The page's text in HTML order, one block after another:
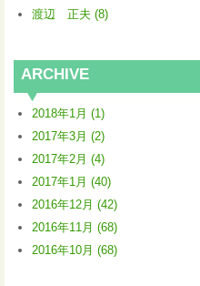
渡辺 正夫 (8)
ARCHIVE
2018年1月 (1)
2017年3月 (2)
2017年2月 (4)
2017年1月 (40)
2016年12月 (42)
2016年11月 (68)
2016年10月 (68)